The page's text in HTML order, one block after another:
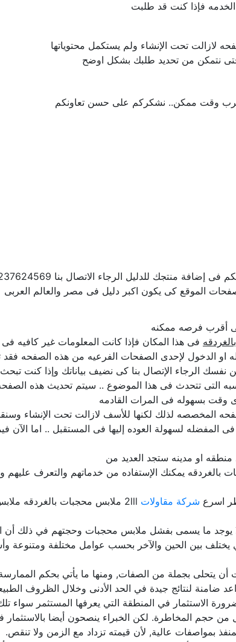
فإذا كنت قد طلبت
لازالت تحت الإنشاء ولم يستكمل محتوياتها
نتمكن من تحديد طلبك بشكل اوضح
وقت ممكن.. نشكركم على حسن تعاونكم
منتجك للدليل الرجاء الاتصال بنا 20237624569
الموقع كى يكون اكبر دليل فى مصر والعالم العربى
أقرب فرصه ممكنه
فى هذا المكان فإذا كانت المعلومات غير كافيه
الدخول لإحدى الصفحات الفرعيه من هذه الصفحه فقد
عن نفسك الرجاء الإتصال بنا كى نضيف بياناتك وإذا كنت
التى تتحدث فى هذا الموضوع .. سيتم تحديث هذه
وقت بسهوله فى المرات القادمه
المخصصه لذلك لكنها للأسف لازالت تحت الإنشاء
المفضله لسهولة العوده إليها فى المستقبل .. اما الآن
او مدينه ستجد العديد من
يمكنك الإستفاده من خدماتهم والتعرف عليهم
اسرع شركة مقاولات
يوجد ما يسمى بفشل ملابس محجبات وحجتهم في ذلك أن
بين الحين والآخر بحسب عوامل مختلفة ومتنوعة
بجملة من الصفات, ومنها ما يأتي بحكم الممارسة
الاستثمار في المنطقة التي يعرفها المستثمر سواء
من حجم المخاطرة. لكن الخبراء ينصحون أيضا
بمواصفات عالية, لأن قيمته تزداد مع الزمن ولا تنقص.